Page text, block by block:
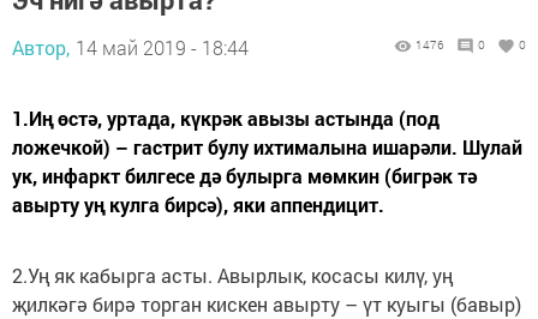
Автор, 14 май 2019 - 18:44 1476 0 0
1.Иң өстә, уртада, күкрәк авызы астында (под
ложечкой) – гастрит булу ихтималына ишарәли. Шулай
ук, инфаркт билгесе дә булырга мөмкин (бигрәк тә
авырту уң кулга бирсә), яки аппендицит.
2.Уң як кабырга асты. Авырлык, косасы килү, уң
җилкәгә бирә торган кискен авырту – үт куыгы (бавыр)